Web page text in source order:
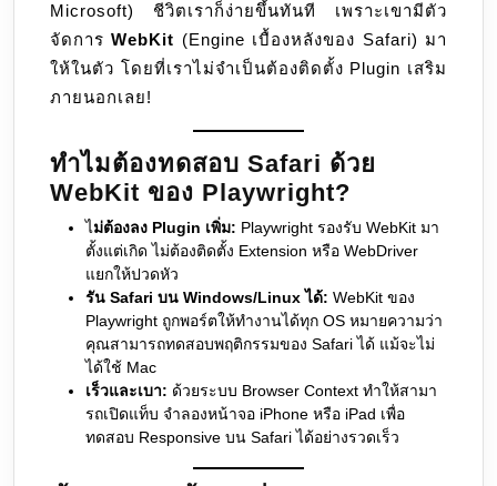
Microsoft) ชีวิตเราก็ง่ายขึ้นทันที เพราะเขามีตัว
จัดการWebKit (Engine เบื้องหลังของ Safari) มา
ให้ในตัว โดยที่เราไม่จำเป็นต้องติดตั้ง Plugin เสริม
ภายนอกเลย!
ทำไมต้องทดสอบ Safari ด้วย
WebKit ของ Playwright?
ไม่ต้องลง Plugin เพิ่ม: Playwright รองรับ WebKit มา
ตั้งแต่เกิด ไม่ต้องติดตั้ง Extension หรือ WebDriver
แยกให้ปวดหัว
รัน Safari บน Windows/Linux ได้: WebKit ของ
Playwright ถูกพอร์ตให้ทำงานได้ทุก OS หมายความว่า
คุณสามารถทดสอบพฤติกรรมของ Safari ได้ แม้จะไม่
ได้ใช้ Mac
เร็วและเบา: ด้วยระบบ Browser Context ทำให้สามา
รถเปิดแท็บ จำลองหน้าจอ iPhone หรือ iPad เพื่อ
ทดสอบ Responsive บน Safari ได้อย่างรวดเร็ว